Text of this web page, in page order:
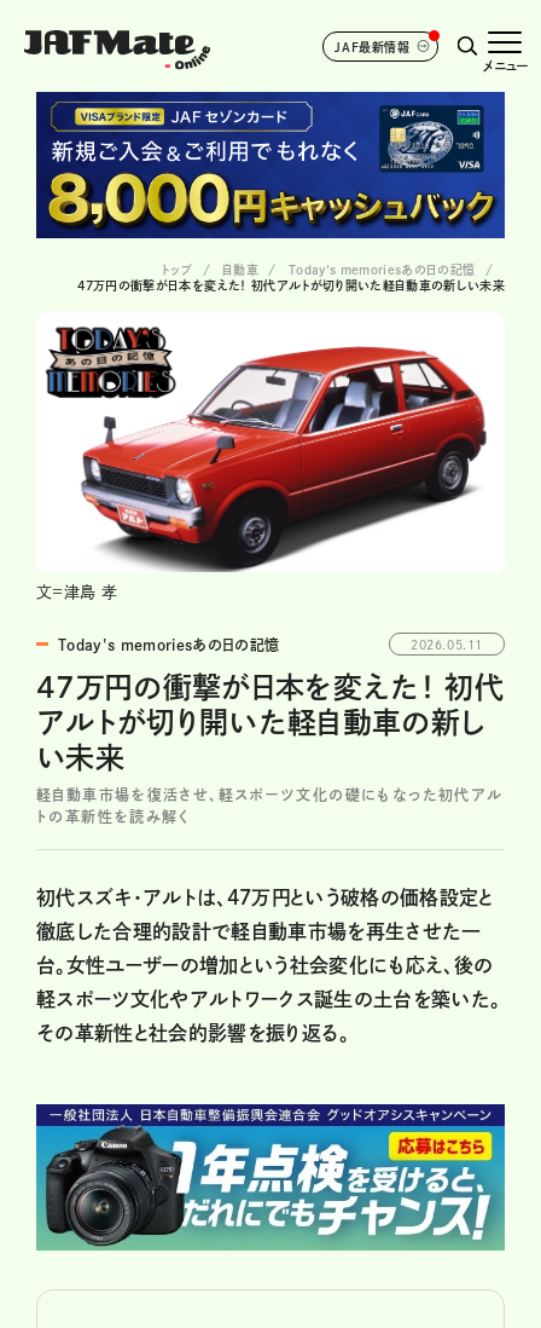
JAF最新情報
メニュー
トップ 自動車
Today's memoriesあの日の記憶
47万円の衝撃が日本を変えた！ 初代アルトが切り開いた軽自動車の新しい未来
文=津島 孝
Today's memoriesあの日の記憶 2026.05.11
47万円の衝撃が日本を変えた！ 初代
アルトが切り開いた軽自動車の新し
い未来
軽自動車市場を復活させ、軽スポーツ文化の礎にもなった初代アル
トの革新性を読み解く
初代スズキ・アルトは、47万円という破格の価格設定と
徹底した合理的設計で軽自動車市場を再生させた一
台。女性ユーザーの増加という社会変化にも応え、後の
軽スポーツ文化やアルトワークス誕生の土台を築いた。
その革新性と社会的影響を振り返る。